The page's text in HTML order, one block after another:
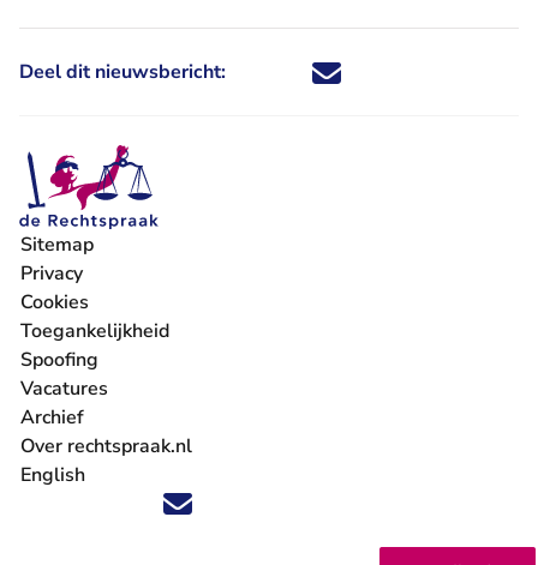
Deel dit nieuwsbericht: Deel dit nieuwsbericht via X -
Deel dit nieuwsbericht via
Deel dit nieuwsbericht
Deel dit
Volg ons op X (Twitter) - U verlaat Rechtspraak.nl
Volg ons op Facebook - U verlaat Rechtspraak.nl
Volg ons op Instagram - U verlaat Rechtspraak.nl
Volg ons op Youtube - U verlaat Rechtspraak.nl
Volg ons op LinkedIn - U verlaat
'Blijf op de hoogte' nieuwsbrief - U verlaat
Sitemap
Privacy
Cookies
Toegankelijkheid
Spoofing
Vacatures
- U verlaat Rechtspraak.nl
Archief
Over rechtspraak.nl
English